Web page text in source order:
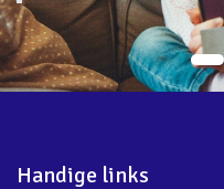
Handige links